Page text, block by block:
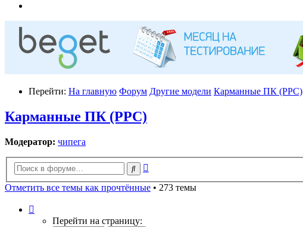
Перейти: На главную Форум Другие модели Карманные ПК (PPC)
Карманные ПК (PPC)
Модератор: чипега
Поиск
Отметить все темы как прочтённые • 273 темы
Перейти на страницу: